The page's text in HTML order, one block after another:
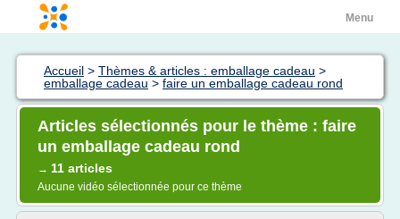
Menu
Accueil > Thèmes & articles : emballage cadeau >
emballage cadeau > faire un emballage cadeau rond
Articles sélectionnés pour le thème : faire
un emballage cadeau rond
→ 11 articles
Aucune vidéo sélectionnée pour ce thème